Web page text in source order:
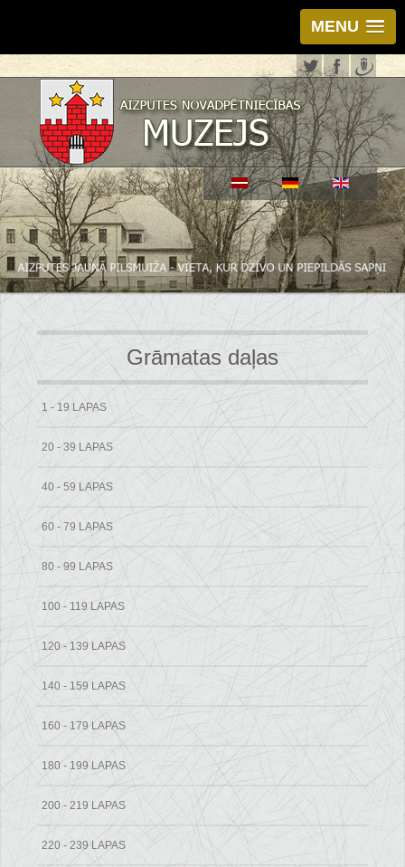
MENU
Grāmatas daļas
1 - 19 LAPAS
20 - 39 LAPAS
40 - 59 LAPAS
60 - 79 LAPAS
80 - 99 LAPAS
100 - 119 LAPAS
120 - 139 LAPAS
140 - 159 LAPAS
160 - 179 LAPAS
180 - 199 LAPAS
200 - 219 LAPAS
220 - 239 LAPAS